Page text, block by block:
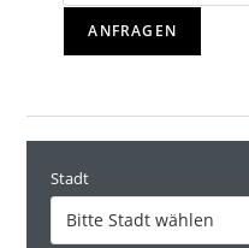
ANFRAGEN
Stadt